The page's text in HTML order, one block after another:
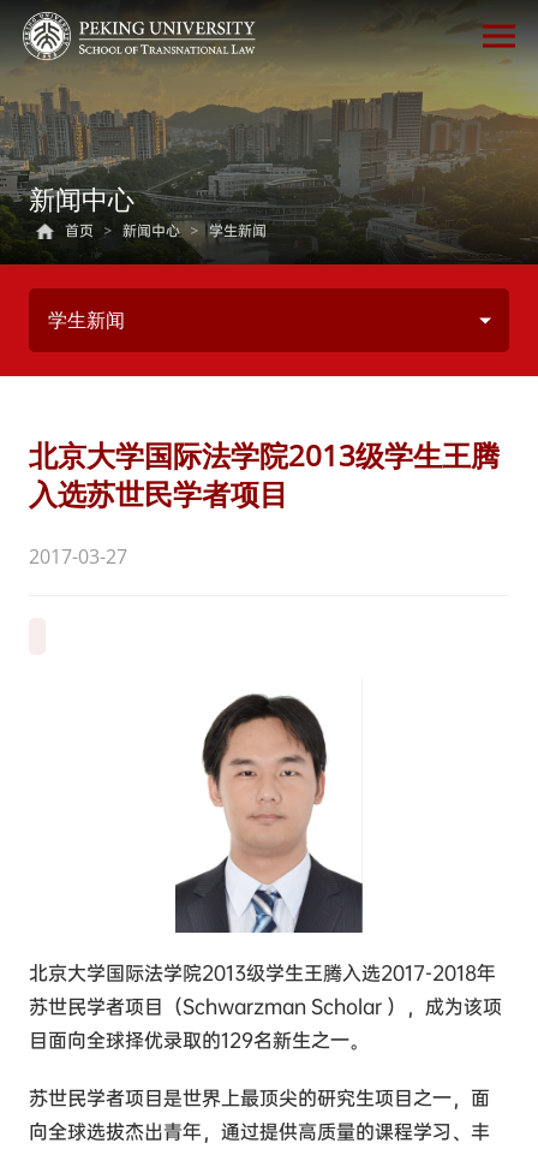
新闻中心
首页 > 新闻中心 > 学生新闻
学生新闻
北京大学国际法学院2013级学生王腾
入选苏世民学者项目
2017-03-27
北京大学国际法学院2013级学生王腾入选2017-2018年
苏世民学者项目（Schwarzman Scholar ），成为该项
目面向全球择优录取的129名新生之一。
苏世民学者项目是世界上最顶尖的研究生项目之一，面
向全球选拔杰出青年，通过提供高质量的课程学习、丰